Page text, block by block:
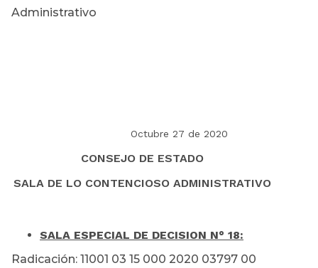
Administrativo
Octubre 27 de 2020
CONSEJO DE ESTADO
SALA DE LO CONTENCIOSO ADMINISTRATIVO
SALA ESPECIAL DE DECISION N° 18:
Radicación: 11001 03 15 000 2020 03797 00